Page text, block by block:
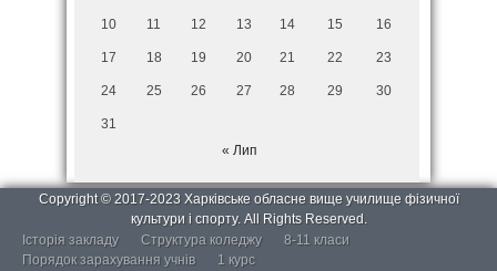
10 11 12 13 14 15 16
17 18 19 20 21 22 23
24 25 26 27 28 29 30
31
« Лип
Copyright © 2017-2023 Харківське обласне вище училище фізичної
культури і спорту. All Rights Reserved.
Історія закладу
Структура коледжу
8-11 класи
Порядок зарахування учнів
1 курс